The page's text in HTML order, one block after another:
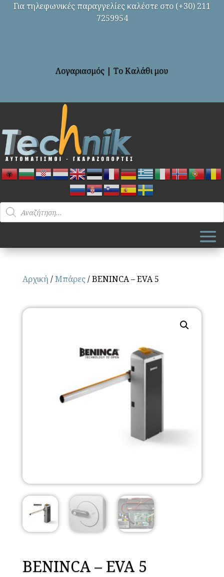
Για τηλεφωνικές παραγγελίες καλέστε στο (+30) 211
7259954
Λογαριασμός | Το Καλάθι μου
Products
search
Αρχική /Μπάρες/ BENINCA – EVA 5
BENINCA – EVA 5